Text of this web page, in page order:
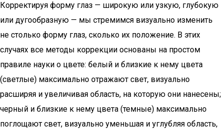
Корректируя форму глаз — широкую или узкую, глубокую
или дугообразную — мы стремимся визуально изменить
не столько форму глаз, сколько их положение. В этих
случаях все методы коррекции основаны на простом
правиле науки о цвете: белый и близкие к нему цвета
(светлые) максимально отражают свет, визуально
расширяя и увеличивая область, на которую они нанесены;
черный и близкие к нему цвета (темные) максимально
поглощают свет, визуально уменьшая и углубляя область,